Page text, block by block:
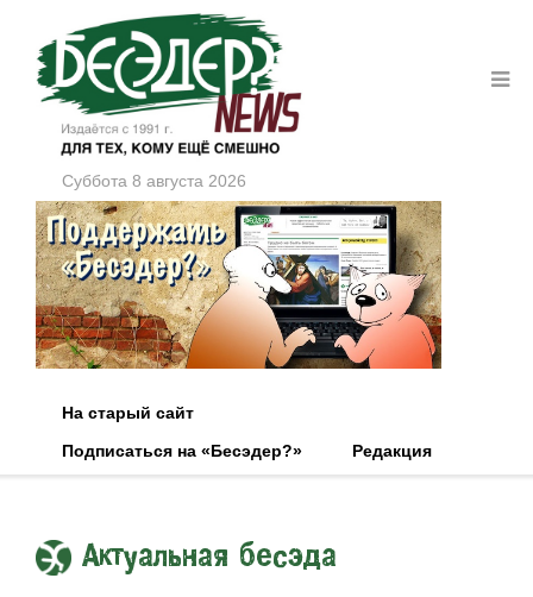
Суббота 8 августа 2026
На старый сайт
Подписаться на «Бесэдер?»
Редакция
Актуальная бесэда